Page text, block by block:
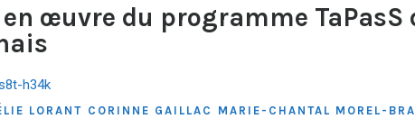
œuvre du programme
h34k
LORANT CORINNE GAILLAC MARIE-CHANTAL MOREL-